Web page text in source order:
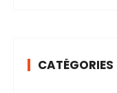
e CATÉGORIES